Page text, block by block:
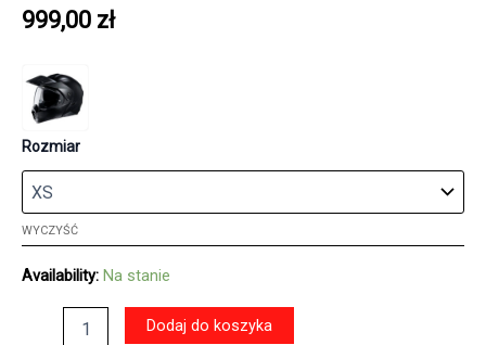
999,00 zł
Rozmiar
WYCZYŚĆ
Availability: Na stanie
Dodaj do koszyka